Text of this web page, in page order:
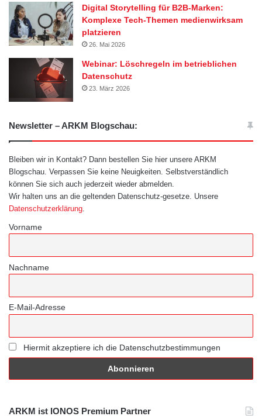
Digital Storytelling für B2B-Marken:
Komplexe Tech-Themen medienwirksam
platzieren
26. Mai 2026
Webinar: Löschregeln im betrieblichen
Datenschutz
23. März 2026
Newsletter – ARKM Blogschau:
Bleiben wir in Kontakt? Dann bestellen Sie hier unsere ARKM
Blogschau. Verpassen Sie keine Neuigkeiten. Selbstverständlich
können Sie sich auch jederzeit wieder abmelden.
Wir halten uns an die geltenden Datenschutz-gesetze. Unsere
Datenschutzerklärung
Vorname
Nachname
E-Mail-Adresse
Hiermit akzeptiere ich die Datenschutzbestimmungen
ARKM ist IONOS Premium Partner